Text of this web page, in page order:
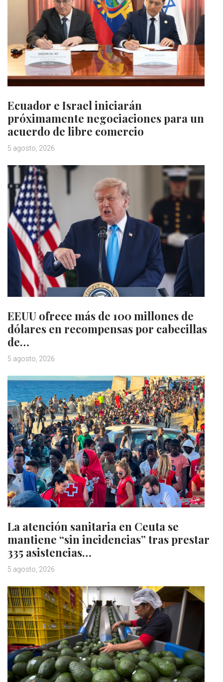
Ecuador e Israel iniciarán
próximamente negociaciones para un
acuerdo de libre comercio
5 agosto, 2026
EEUU ofrece más de 100 millones de
dólares en recompensas por cabecillas
de…
5 agosto, 2026
La atención sanitaria en Ceuta se
mantiene “sin incidencias” tras prestar
335 asistencias…
5 agosto, 2026